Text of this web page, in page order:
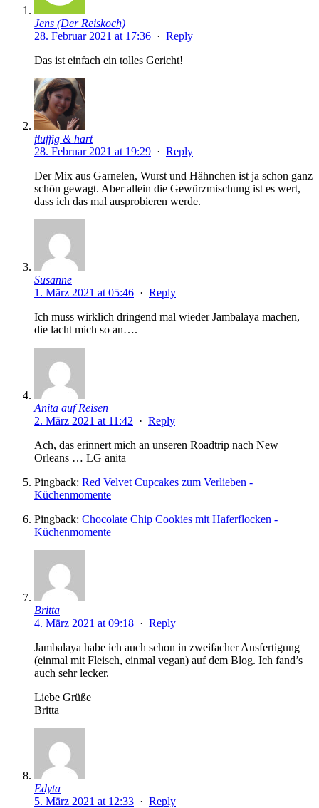
Jens (Der Reiskoch)
28. Februar 2021 at 17:36 · Reply
Das ist einfach ein tolles Gericht!
fluffig & hart
28. Februar 2021 at 19:29 · Reply
Der Mix aus Garnelen, Wurst und Hähnchen ist ja schon ganz
schön gewagt. Aber allein die Gewürzmischung ist es wert,
dass ich das mal ausprobieren werde.
Susanne
1. März 2021 at 05:46 · Reply
Ich muss wirklich dringend mal wieder Jambalaya machen,
die lacht mich so an….
Anita auf Reisen
2. März 2021 at 11:42 · Reply
Ach, das erinnert mich an unseren Roadtrip nach New
Orleans … LG anita
Pingback: Red Velvet Cupcakes zum Verlieben -
Küchenmomente
Pingback: Chocolate Chip Cookies mit Haferflocken -
Küchenmomente
Britta
4. März 2021 at 09:18 · Reply
Jambalaya habe ich auch schon in zweifacher Ausfertigung
(einmal mit Fleisch, einmal vegan) auf dem Blog. Ich fand’s
auch sehr lecker.
Liebe Grüße
Britta
Edyta
5. März 2021 at 12:33 · Reply